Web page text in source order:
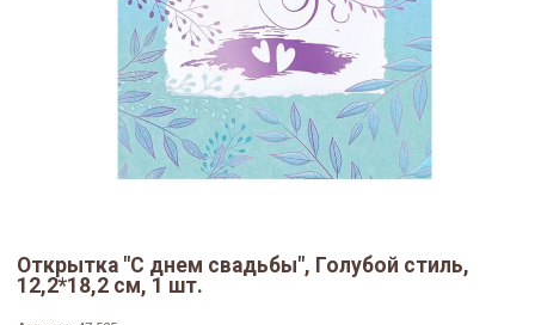
Открытка "С днем свадьбы", Голубой стиль,
12,2*18,2 см, 1 шт.